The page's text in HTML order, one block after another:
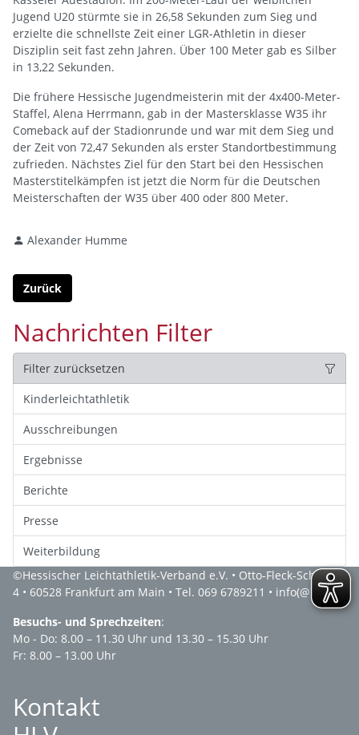
Jugend U20 stürmte sie in 26,58 Sekunden zum Sieg und
erzielte die schnellste Zeit einer LGR-Athletin in dieser
Disziplin seit fast zehn Jahren. Über 100 Meter gab es Silber
in 13,22 Sekunden.
Die frühere Hessische Jugendmeisterin mit der 4x400-Meter-
Staffel, Alena Herrmann, gab in der Mastersklasse W35 ihr
Comeback auf der Stadionrunde und war mit dem Sieg und
der Zeit von 72,47 Sekunden als erster Standortbestimmung
zufrieden. Nächstes Ziel für den Start bei den Hessischen
Masterstitelkämpfen ist jetzt die Norm für die Deutschen
Meisterschaften der W35 über 400 oder 800 Meter.
Alexander Humme
Zurück
Nachrichten Filter
Filter zurücksetzen
Kinderleichtathletik
Ausschreibungen
Ergebnisse
Berichte
Presse
Weiterbildung
©Hessischer Leichtathletik-Verband e.V. • Otto-Fleck-Schneise
4 • 60528 Frankfurt am Main • Tel. 069 6789211 • info(@)hlv.de
Besuchs- und Sprechzeiten:
Mo - Do: 8.00 – 11.30 Uhr und 13.30 – 15.30 Uhr
Fr: 8.00 – 13.00 Uhr
Kontakt